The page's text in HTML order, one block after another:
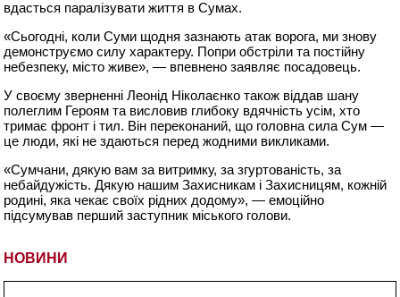
НОВИНИ
вдасться паралізувати життя в Сумах.
«Сьогодні, коли Суми щодня зазнають атак ворога, ми знову
демонструємо силу характеру. Попри обстріли та постійну
небезпеку, місто живе», — впевнено заявляє посадовець.
У своєму зверненні Леонід Ніколаєнко також віддав шану
полеглим Героям та висловив глибоку вдячність усім, хто
тримає фронт і тил. Він переконаний, що головна сила Сум —
це люди, які не здаються перед жодними викликами.
«Сумчани, дякую вам за витримку, за згуртованість, за
небайдужість. Дякую нашим Захисникам і Захисницям, кожній
родині, яка чекає своїх рідних додому», — емоційно
підсумував перший заступник міського голови.